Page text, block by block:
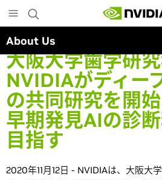
to
main
content
About Us
大阪大学歯学研
NVIDIAがディー
の共同研究を開
早期発見AIの診
目指す
2020年11月12日 - NVIDIAは、大阪大